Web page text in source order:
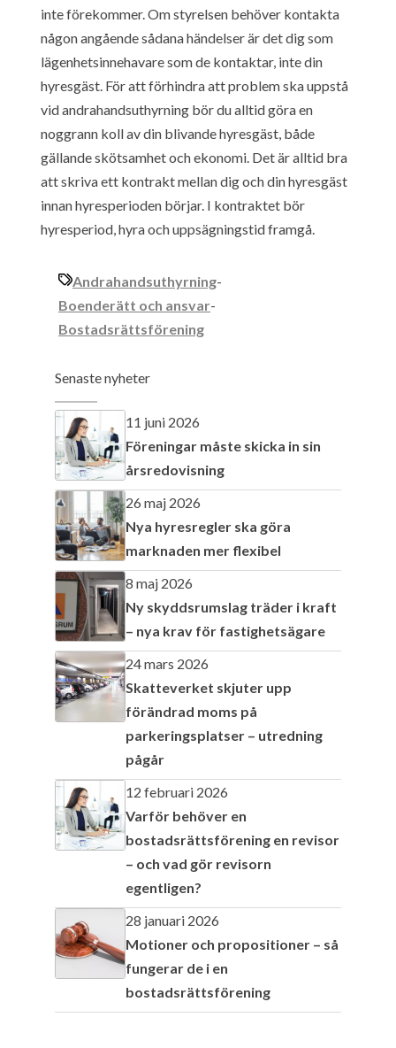
inte förekommer. Om styrelsen behöver kontakta
någon angående sådana händelser är det dig som
lägenhetsinnehavare som de kontaktar, inte din
hyresgäst. För att förhindra att problem ska uppstå
vid andrahandsuthyrning bör du alltid göra en
noggrann koll av din blivande hyresgäst, både
gällande skötsamhet och ekonomi. Det är alltid bra
att skriva ett kontrakt mellan dig och din hyresgäst
innan hyresperioden börjar. I kontraktet bör
hyresperiod, hyra och uppsägningstid framgå.
Andrahandsuthyrning-
Boenderätt och ansvar-
Bostadsrättsförening
Senaste nyheter
11 juni 2026
Föreningar måste skicka in sin
årsredovisning
26 maj 2026
Nya hyresregler ska göra
marknaden mer flexibel
8 maj 2026
Ny skyddsrumslag träder i kraft
– nya krav för fastighetsägare
24 mars 2026
Skatteverket skjuter upp
förändrad moms på
parkeringsplatser – utredning
pågår
12 februari 2026
Varför behöver en
bostadsrättsförening en revisor
– och vad gör revisorn
egentligen?
28 januari 2026
Motioner och propositioner – så
fungerar de i en
bostadsrättsförening